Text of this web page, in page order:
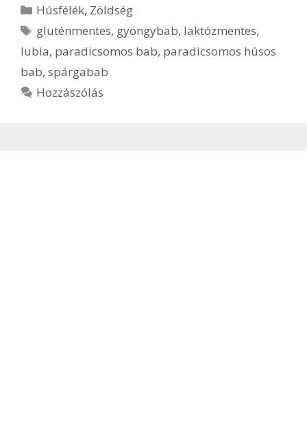
Kategória
Húsfélék, Zöldség
Címkék
gluténmentes, gyöngybab, laktózmentes,
lubia, paradicsomos bab, paradicsomos húsos
bab, spárgabab
Hozzászólás